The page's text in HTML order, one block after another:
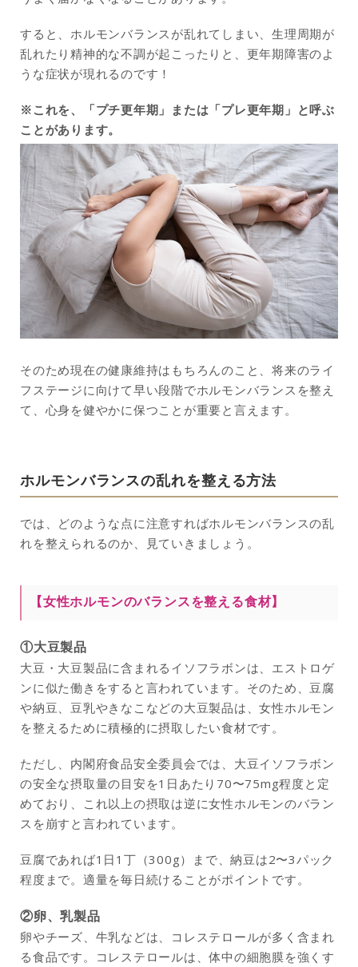
すると、ホルモンバランスが乱れてしまい、生理周期が
乱れたり精神的な不調が起こったりと、更年期障害のよ
うな症状が現れるのです！
※これを、「プチ更年期」または「プレ更年期」と呼ぶ
ことがあります。
そのため現在の健康維持はもちろんのこと、将来のライ
フステージに向けて早い段階でホルモンバランスを整え
て、心身を健やかに保つことが重要と言えます。
ホルモンバランスの乱れを整える方法
では、どのような点に注意すればホルモンバランスの乱
れを整えられるのか、見ていきましょう。
【女性ホルモンのバランスを整える食材】
①大豆製品
大豆・大豆製品に含まれるイソフラボンは、エストロゲ
ンに似た働きをすると言われています。そのため、豆腐
や納豆、豆乳やきなこなどの大豆製品は、女性ホルモン
を整えるために積極的に摂取したい食材です。
ただし、内閣府食品安全委員会では、大豆イソフラボン
の安全な摂取量の目安を1日あたり70〜75mg程度と定
めており、これ以上の摂取は逆に女性ホルモンのバラン
スを崩すと言われています。
豆腐であれば1日1丁（300g）まで、納豆は2〜3パック
程度まで。適量を毎日続けることがポイントです。
②卵、乳製品
卵やチーズ、牛乳などは、コレステロールが多く含まれ
る食品です。コレステロールは、体中の細胞膜を強くす